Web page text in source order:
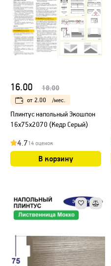
16.00 18.00
от 2.00 /мес.
Плинтус напольный Экошпон
16х75х2070 (Кедр Серый)
4.714 оценок
В корзину